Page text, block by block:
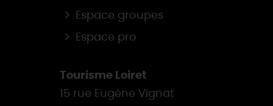
Espace groupes
Espace pro
Tourisme Loiret
15 rue Eugène Vignat